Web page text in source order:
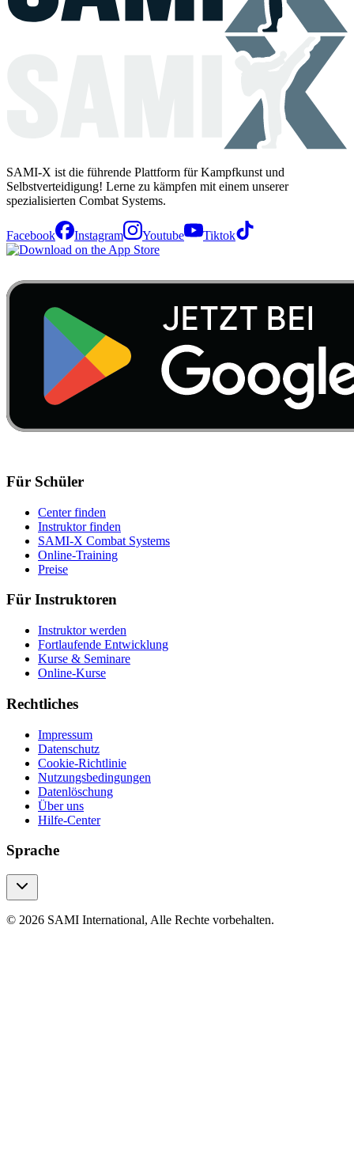
SAMI-X ist die führende Plattform für Kampfkunst und
Selbstverteidigung! Lerne zu kämpfen mit einem unserer
spezialisierten Combat Systems.
Facebook Instagram Youtube Tiktok
Für Schüler
Center finden
Instruktor finden
SAMI-X Combat Systems
Online-Training
Preise
Für Instruktoren
Instruktor werden
Fortlaufende Entwicklung
Kurse & Seminare
Online-Kurse
Rechtliches
Impressum
Datenschutz
Cookie-Richtlinie
Nutzungsbedingungen
Datenlöschung
Über uns
Hilfe-Center
Sprache
© 2026 SAMI International, Alle Rechte vorbehalten.